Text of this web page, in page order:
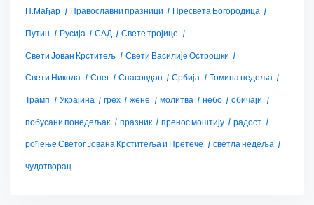
П.Мађар Православни празници
Пресвета Богородица
Путин
Русија САД
Свете тројице
Свети Јован Крститељ
Свети Василије Острошки
Свети Никола
Снег Спасовдан Србија
Томина недеља
Трамп
Украјина грех жене молитва небо
обичаји
побусани понедељак
празник пренос моштију
радост
рођење Светог Јована Крститеља и Претече
светла недеља
чудотворац